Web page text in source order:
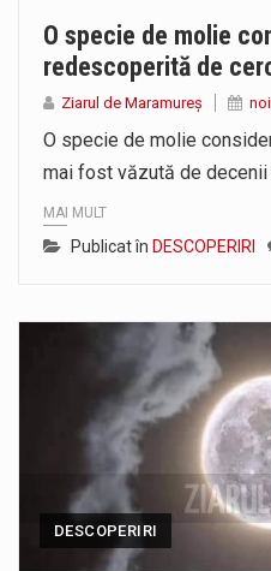
O specie de molie
redescoperită de
Ziarul de Maramureș
O specie de molie
mai fost văzută de
MAI MULT
Publicat în DESCOPERIRI
DESCOPERIRI